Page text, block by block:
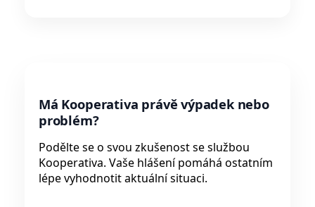
Má Kooperativa právě výpadek nebo
problém?
Podělte se o svou zkušenost se službou
Kooperativa. Vaše hlášení pomáhá ostatním
lépe vyhodnotit aktuální situaci.